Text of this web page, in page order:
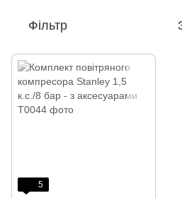
Фільтр
5